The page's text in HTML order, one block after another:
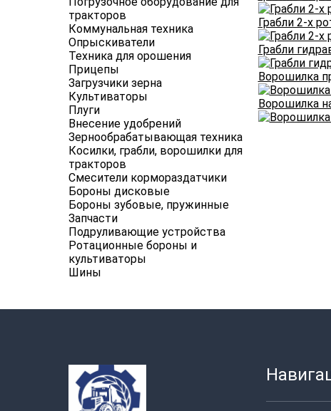
тракторов
Коммунальная техника
Опрыскиватели
Техника для орошения
Прицепы
Загрузчики зерна
Культиваторы
Плуги
Внесение удобрений
Зернообрабатывающая техника
Косилки, грабли, ворошилки для
тракторов
Смесители кормораздатчики
Бороны дисковые
Бороны зубовые, пружинные
Запчасти
Подруливающие устройства
Ротационные бороны и
культиваторы
Шины
Грабли 2-х
Грабли
Ворошилка
Ворошилка